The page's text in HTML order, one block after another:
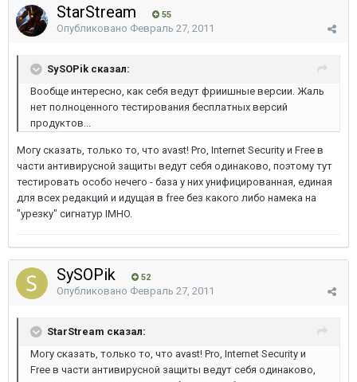
StarStream 55
Опубликовано Февраль 27, 2011
SySOPik сказал:
Вообще интересно, как себя ведут фриишные версии. Жаль
нет полноценного тестирования бесплатных версий
продуктов...
Могу сказать, только то, что avast! Pro, Internet Security и Free в
части антивирусной защиты ведут себя одинаково, поэтому тут
тестировать особо нечего - база у них унифицированная, единая
для всех редакций и идущая в free без какого либо намека на
"урезку" сигнатур IMHO.
SySOPik 52
Опубликовано Февраль 27, 2011
StarStream сказал:
Могу сказать, только то, что avast! Pro, Internet Security и
Free в части антивирусной защиты ведут себя одинаково,